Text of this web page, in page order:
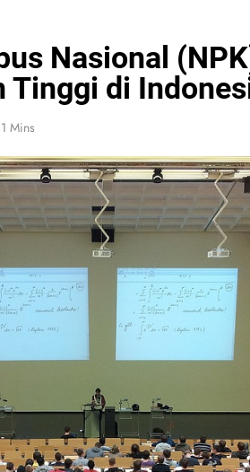
Nasional
Tinggi di
1 Mins